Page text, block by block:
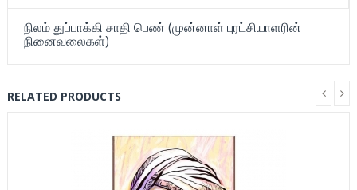
நிலம் துப்பாக்கி சாதி பெண் (முன்னாள் புரட்சியாளரின்
நினைவலைகள்)
RELATED PRODUCTS